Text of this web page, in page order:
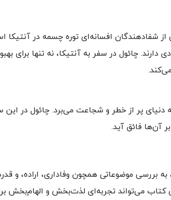
از شفا‌دهندگان افسانه‌ای توره چسمه در آنتیکا
دارند. چائول در سفر به آنتیکا، نه تنها برای
دنیای پر از خطر و شجاعت می‌برد. چائول در این
آن‌ها فائق آید.
بررسی موضوعاتی همچون وفاداری، اراده، و
کتاب می‌تواند تجربه‌ای لذت‌بخش و الهام‌بخش